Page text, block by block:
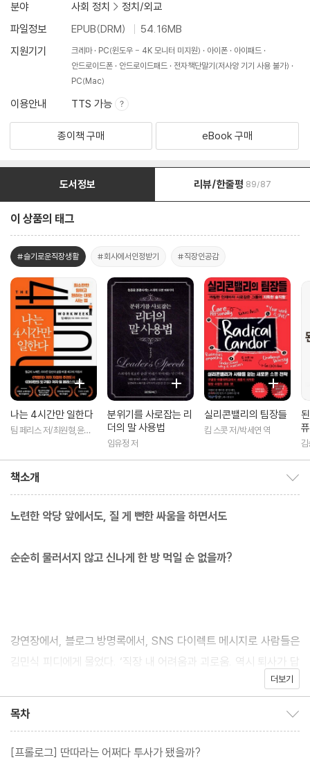
분야 사회 정치 > 정치/외교
파일정보
EPUB(DRM)
54.16MB
지원기기
크레마 PC(윈도우 - 4K 모니터 미지원) 아이폰
아이패드
안드로이드폰
안드로이드패드
전자책단말기(저사양 기기 사용 불가)
PC(Mac)
이용안내 TTS 가능
종이책 구매 eBook 구매
도서정보 리뷰/한줄평 89/87
이 상품의 태그
#슬기로운직장생활 #회사에서인정받기 #직장인공감
나는 4시간만 일한다
팀 페리스 저/최원형,윤동
분위기를 사로잡는 리
더의 말 사용법
임유정 저
실리콘밸리의 팀장들
킴 스콧 저/박세연 역
김
책소개
노련한 악당 앞에서도, 질 게 뻔한 싸움을 하면서도
순순히 물러서지 않고 신나게 한 방 먹일 순 없을까?
강연장에서, 블로그 방명록에서, SNS 다이렉트 메시지로 사람들은
김민식 피디에게 물었다. ‘직장 내 어려움과 괴로움. 역시 퇴사가 답
일까요?’, ‘버티기 힘들 때는 어떻게 하나요?’, ‘피디님은 그 많은 괴
하게, 그럼에도 재미있게 싸우자!
더보기
목차
[프롤로그] 딴따라는 어쩌다 투사가 됐을까?